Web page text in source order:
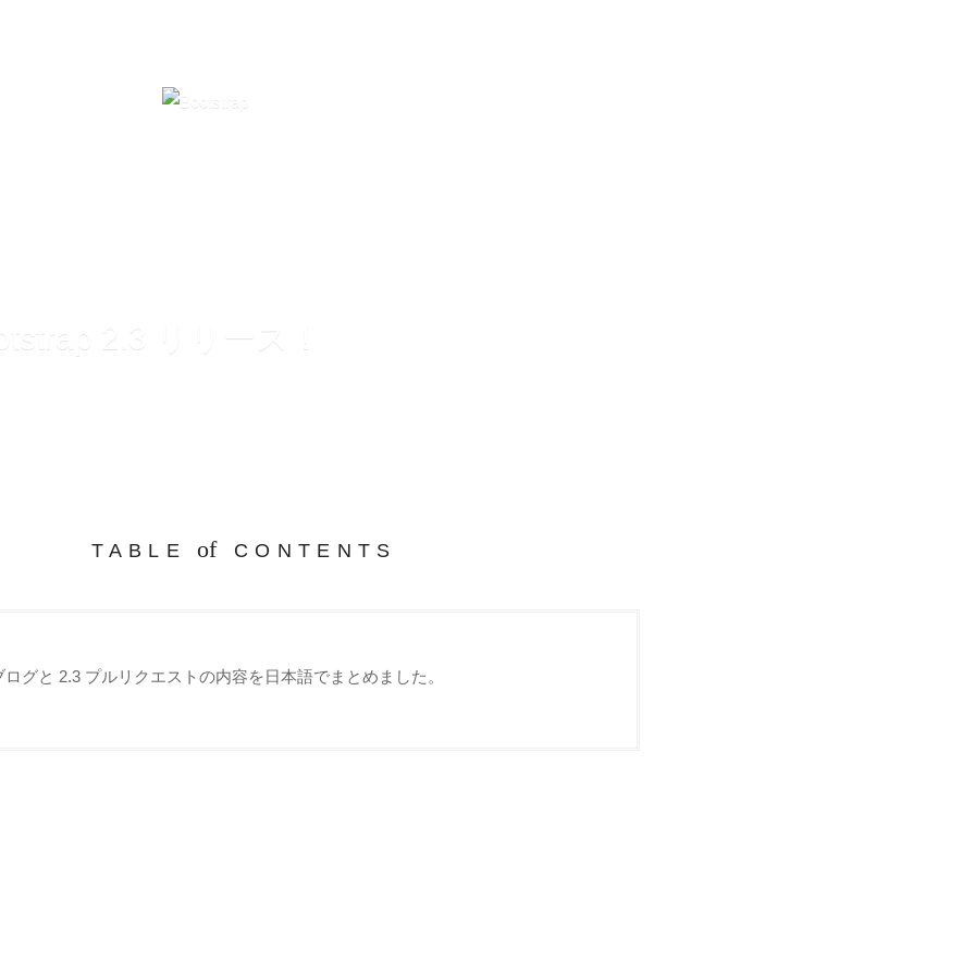
2.3 リリース！
TABLE of CONTENTS
グと 2.3 プルリクエストの内容を日本語でまとめました。